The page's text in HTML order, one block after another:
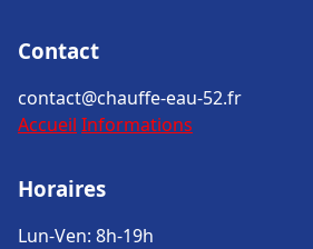
Contact
contact@chauffe-eau-52.fr
Accueil Informations
Horaires
Lun-Ven: 8h-19h